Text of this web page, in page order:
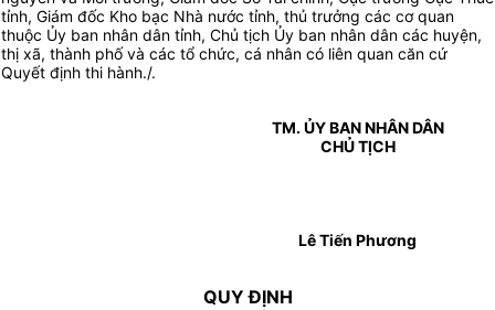
tỉnh, Giám đốc Kho bạc Nhà nước tỉnh, thủ trưởng các cơ quan
thuộc Ủy ban nhân dân tỉnh, Chủ tịch Ủy ban nhân dân các huyện,
thị xã, thành phố và các tổ chức, cá nhân có liên quan căn cứ
Quyết định thi hành./.
TM. ỦY BAN NHÂN DÂN
CHỦ TỊCH
Lê Tiến Phương
QUY ĐỊNH